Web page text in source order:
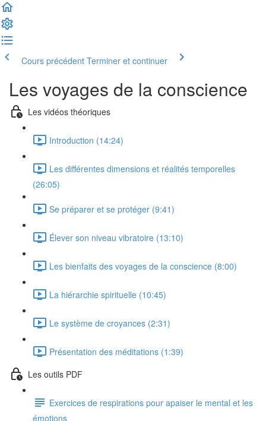
Cours précédent Terminer et continuer
Les voyages de la conscience
Les vidéos théoriques
Introduction (14:24)
Les différentes dimensions et réalités temporelles
(26:05)
Se préparer et se protéger (9:41)
Élever son niveau vibratoire (13:10)
Les bienfaits des voyages de la conscience (8:00)
La hiérarchie spirituelle (10:45)
Le système de croyances (2:31)
Présentation des méditations (1:39)
Les outils PDF
Exercices de respirations pour apaiser le mental et les
émotions